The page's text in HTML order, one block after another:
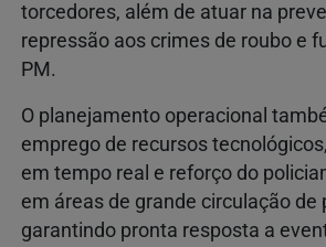
torcedores, além de atuar na
repressão aos crimes de roubo e
PM.
O planejamento operacional
emprego de recursos
em tempo real e reforço do
em áreas de grande circulação de
garantindo pronta resposta a